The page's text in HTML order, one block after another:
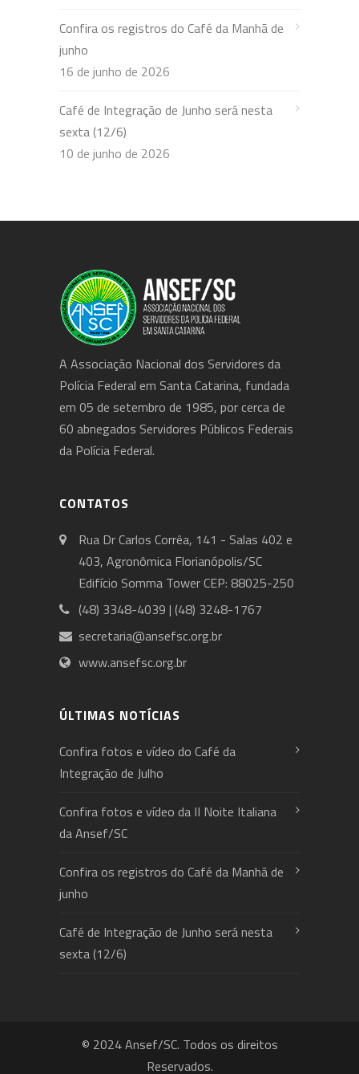
Confira os registros do Café da Manhã de
junho
16 de junho de 2026
Café de Integração de Junho será nesta
sexta (12/6)
10 de junho de 2026
A Associação Nacional dos Servidores da
Polícia Federal em Santa Catarina, fundada
em 05 de setembro de 1985, por cerca de
60 abnegados Servidores Públicos Federais
da Polícia Federal.
CONTATOS
Rua Dr Carlos Corrêa, 141 - Salas 402 e
403, Agronômica Florianópolis/SC
Edifício Somma Tower CEP: 88025-250
(48) 3348-4039 | (48) 3248-1767
secretaria@ansefsc.org.br
www.ansefsc.org.br
ÚLTIMAS NOTÍCIAS
Confira fotos e vídeo do Café da
Integração de Julho
Confira fotos e vídeo da II Noite Italiana
da Ansef/SC
Confira os registros do Café da Manhã de
junho
Café de Integração de Junho será nesta
sexta (12/6)
© 2024 Ansef/SC. Todos os direitos
Reservados.